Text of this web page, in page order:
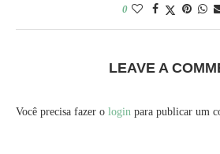
0
LEAVE A
Você precisa fazer o login para publicar um